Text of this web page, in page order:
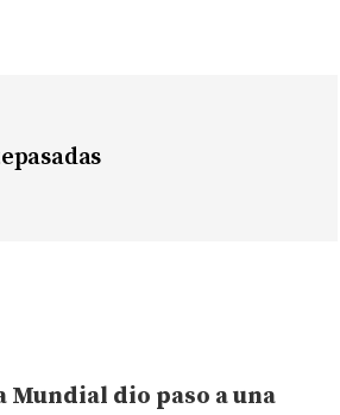
dio paso a una